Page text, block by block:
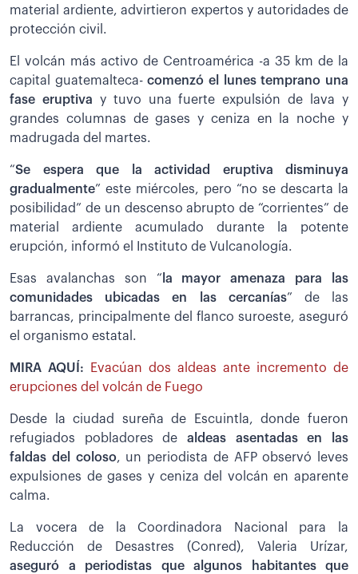
material ardiente, advirtieron expertos y autoridades de
protección civil.
El volcán más activo de Centroamérica -a 35 km de la
capital guatemalteca-comenzó el lunes temprano una
fase eruptiva y tuvo una fuerte expulsión de lava y
grandes columnas de gases y ceniza en la noche y
madrugada del martes.
“Se espera que la actividad eruptiva disminuya
gradualmente” este miércoles, pero “no se descarta la
posibilidad” de un descenso abrupto de “corrientes” de
material ardiente acumulado durante la potente
erupción, informó el Instituto de Vulcanología.
Esas avalanchas son “ la mayor amenaza para las
comunidades ubicadas en las cercanías” de las
barrancas, principalmente del flanco suroeste, aseguró
el organismo estatal.
MIRA AQUÍ:
Evacúan dos aldeas ante incremento de
erupciones del volcán de Fuego
Desde la ciudad sureña de Escuintla, donde fueron
refugiados pobladores de aldeas asentadas en las
faldas del coloso, un periodista de AFP observó leves
expulsiones de gases y ceniza del volcán en aparente
calma.
La vocera de la Coordinadora Nacional para la
Reducción de Desastres (Conred), Valeria Urízar,
aseguró a periodistas que algunos habitantes que